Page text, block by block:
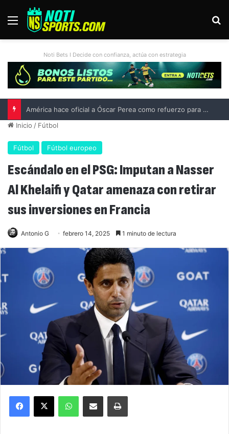
Menú
Noti Bets I Decide con confianza, actúa con estrategia
Inicio / Fútbol
Fútbol Fútbol europeo
Escándalo en el PSG: Imputan a Nasser
Al Khelaifi y Qatar amenaza con retirar
sus inversiones en Francia
Antonio G febrero 14, 2025 1 minuto de lectura
Facebook
X WhatsAppCompartir por correo electrónicoImprimir